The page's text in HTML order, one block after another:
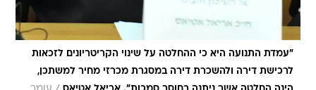
"עמדת התנועה היא כי ההחלטה על שינוי הקריטריונים לזכאות
לרכישת דירה ולהשכרת דירה במסגרת מכרזי מחיר למשתכן,